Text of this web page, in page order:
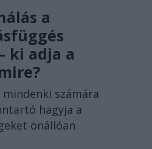
a
ki adja a
mindenki számára
hagyja a
önállóan